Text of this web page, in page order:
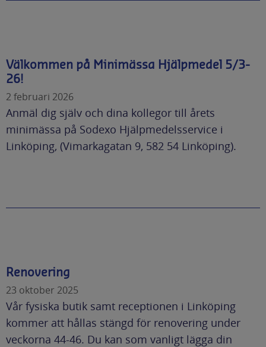
Välkommen på Minimässa Hjälpmedel 5/3-
26!
2 februari 2026
Anmäl dig själv och dina kollegor till årets
minimässa på Sodexo Hjälpmedelsservice i
Linköping, (Vimarkagatan 9, 582 54 Linköping).
Renovering
23 oktober 2025
Vår fysiska butik samt receptionen i Linköping
kommer att hållas stängd för renovering under
veckorna 44-46. Du kan som vanligt lägga din